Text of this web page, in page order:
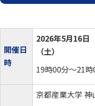
開催日
時
2026年5月16日
（土）
19時00分～21時
京都産業大学 神